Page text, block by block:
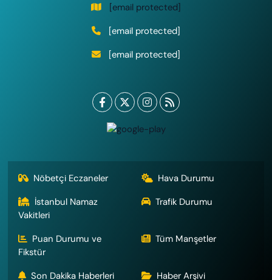
[email protected]
[email protected]
[email protected]
Nöbetçi Eczaneler
Hava Durumu
İstanbul Namaz
Vakitleri
Trafik Durumu
Puan Durumu ve
Fikstür
Tüm Manşetler
Son Dakika Haberleri Haber Arşivi